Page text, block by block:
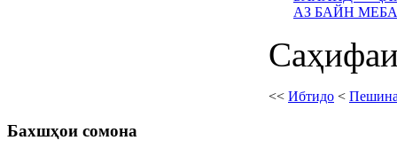
АЗ БАЙН
<< Ибтидо <
Бахшҳои сомона